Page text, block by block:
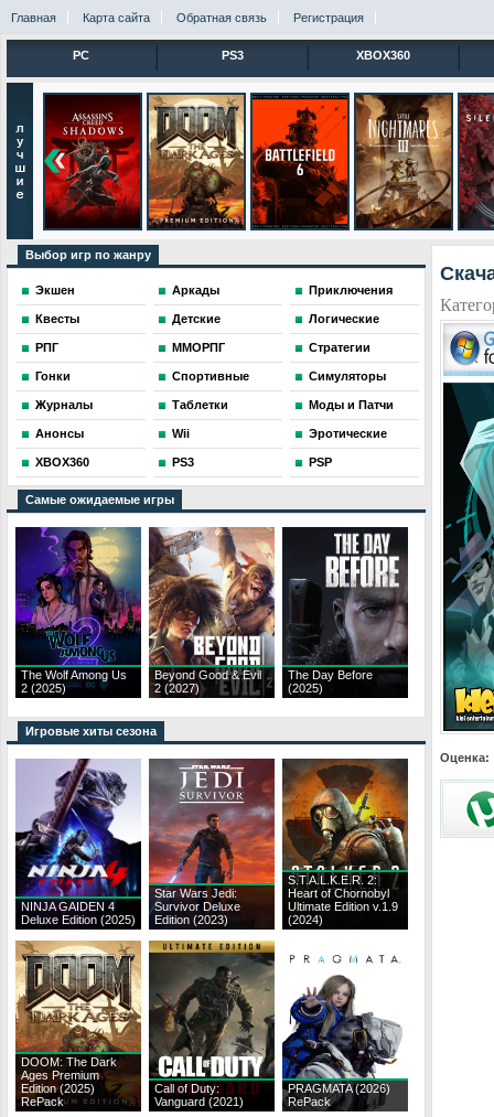
Главная Карта сайта Обратная связь Регистрация
PC PS3 XBOX360
Выбор игр по жанру
Экшен Аркады Приключения
Квесты Детские Логические
РПГ ММОРПГ Стратегии
Гонки Спортивные Симуляторы
Журналы Таблетки Моды и Патчи
Анонсы Wii Эротические
XBOX360 PS3 PSP
Самые ожидаемые игры
The Wolf Among Us
2 (2025)
Beyond Good & Evil
2 (2027)
The Day Before
(2025)
Игровые хиты сезона
NINJA GAIDEN 4
Deluxe Edition (2025)
Star Wars Jedi:
Survivor Deluxe
Edition (2023)
S.T.A.L.K.E.R. 2:
Heart of Chornobyl
Ultimate Edition v.1.9
(2024)
DOOM: The Dark
Ages Premium
Edition (2025)
RePack
Call of Duty:
Vanguard (2021)
PRAGMATA (2026)
RePack
Оценка: